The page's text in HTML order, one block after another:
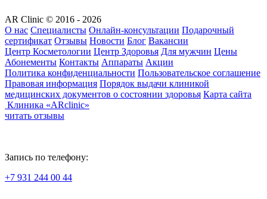
AR Clinic © 2016 - 2026
О нас Специалисты Онлайн-консультации Подарочный
сертификат Отзывы Новости Блог Вакансии
Центр Косметологии Центр Здоровья Для мужчин Цены
Абонементы Контакты Аппараты Акции
Политика конфиденциальности Пользовательское соглашение
Правовая информация Порядок выдачи клиникой
медицинских документов о состоянии здоровья Карта сайта
Клиника «ARclinic»
читать отзывы
Запись по телефону:
+7 931 244 00 44